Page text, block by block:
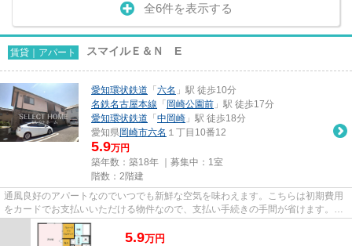
全6件を表示する
賃貸｜アパート スマイルＥ＆Ｎ E
愛知環状鉄道 「 六名 」駅 徒歩10分
名鉄名古屋本線 「 岡崎公園前 」駅 徒歩17分
愛知環状鉄道 「 中岡崎 」駅 徒歩18分
愛知県岡崎市六名 １丁目10番12
5.9万円
築年数：築18年 ｜募集中： 1室
階数：2階建
通風良好のアパートなのでいつでも新鮮な空気を味わえます。こちらは初期費用
をカードでお支払いいただける物件なので、支払い手続きの手間が省けます。最
上階のアパートです。気にな...
5.9万円